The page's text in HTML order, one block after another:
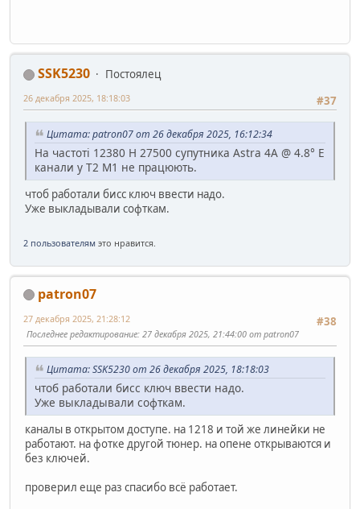
SSK5230
Постоялец
#37
26 декабря 2025, 18:18:03
Цитата: patron07 от 26 декабря 2025, 16:12:34
На частоті 12380 Н 27500 супутника Astra 4A @ 4.8° E
канали у Т2 М1 не працюють.
чтоб работали бисс ключ ввести надо.
Уже выкладывали софткам.
2 пользователям это нравится.
patron07
#38
27 декабря 2025, 21:28:12
Последнее редактирование: 27 декабря 2025, 21:44:00 от patron07
Цитата: SSK5230 от 26 декабря 2025, 18:18:03
чтоб работали бисс ключ ввести надо.
Уже выкладывали софткам.
каналы в открытом доступе. на 1218 и той же линейки не
работают. на фотке другой тюнер. на опене открываются и
без ключей.
проверил еще раз спасибо всё работает.